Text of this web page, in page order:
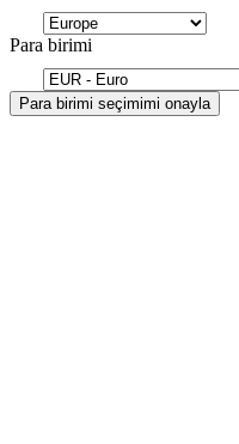
Para birimi
Para birimi seçimimi onayla